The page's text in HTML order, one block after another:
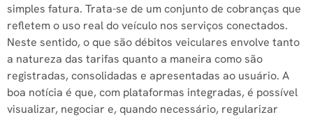
simples fatura. Trata-se de um conjunto de cobranças que
refletem o uso real do veículo nos serviços conectados.
Neste sentido, o que são débitos veiculares envolve tanto
a natureza das tarifas quanto a maneira como são
registradas, consolidadas e apresentadas ao usuário. A
boa notícia é que, com plataformas integradas, é possível
visualizar, negociar e, quando necessário, regularizar